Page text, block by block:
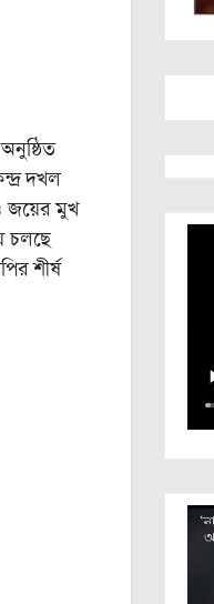
দখল
জয়ের মুখ
চলছে
শীর্ষ